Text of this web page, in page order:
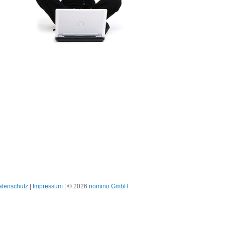
Impressum | © 2026 nomino GmbH